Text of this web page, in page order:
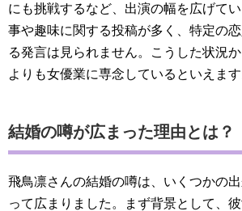
にも挑戦するなど、出演の幅を広げて
事や趣味に関する投稿が多く、特定の
る発言は見られません。こうした状況
よりも女優業に専念しているといえます
結婚の噂が広まった理由とは？
飛鳥凛さんの結婚の噂は、いくつかの
って広まりました。まず背景として、彼